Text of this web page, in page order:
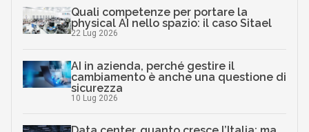
Quali competenze per portare la
physical AI nello spazio: il caso Sitael
22 Lug 2026
AI in azienda, perché gestire il
cambiamento è anche una questione di
sicurezza
10 Lug 2026